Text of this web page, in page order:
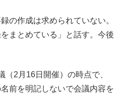
の作成は求められていない。
まとめている」と話す。今後
2月16日開催）の時点で、
前を明記しないで会議内容を